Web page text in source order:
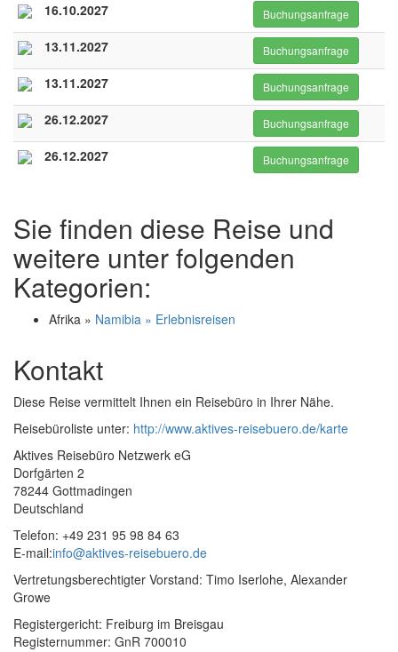
16.10.2027 Buchungsanfrage
13.11.2027 Buchungsanfrage
13.11.2027 Buchungsanfrage
26.12.2027 Buchungsanfrage
26.12.2027 Buchungsanfrage
Sie finden diese Reise und
weitere unter folgenden
Kategorien:
Afrika » Namibia » Erlebnisreisen
Kontakt
Diese Reise vermittelt Ihnen ein Reisebüro in Ihrer Nähe.
Reisebüroliste unter: http://www.aktives-reisebuero.de/karte
Aktives Reisebüro Netzwerk eG
Dorfgärten 2
78244 Gottmadingen
Deutschland
Telefon: +49 231 95 98 84 63
E-mail:info@aktives-reisebuero.de
Vertretungsberechtigter Vorstand: Timo Iserlohe, Alexander
Growe
Registergericht: Freiburg im Breisgau
Registernummer: GnR 700010